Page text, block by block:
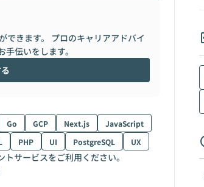
できます。 プロのキャリアアドバイ
伝いをします。
Go GCP Next.js
JavaScript
PHP UI PostgreSQL UX
サービスをご利用ください。